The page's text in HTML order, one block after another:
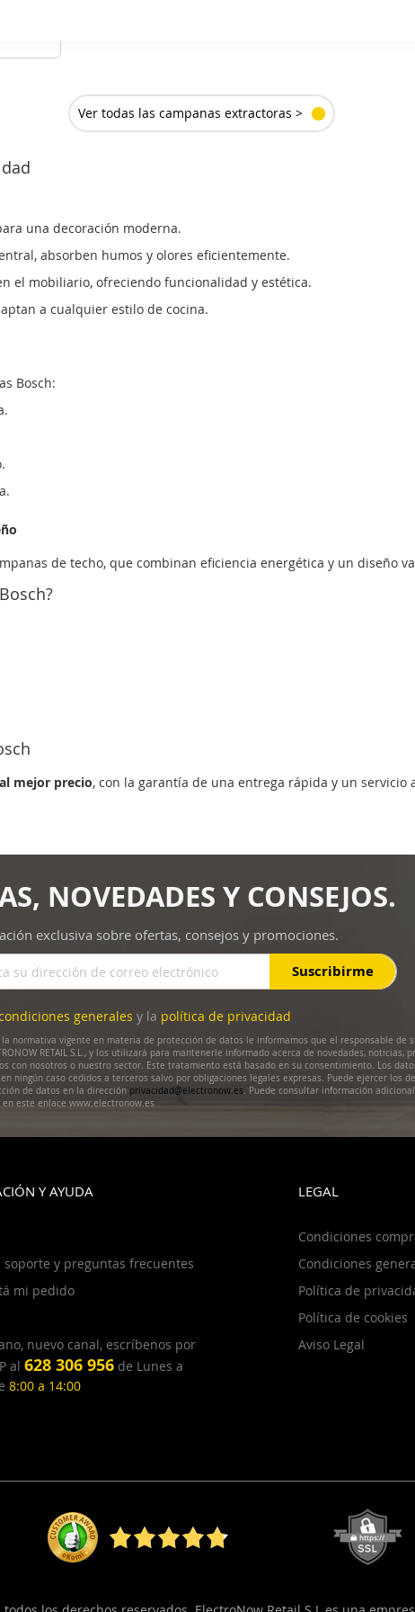
Ver todas las campanas extractoras >
una decoración moderna.
absorben humos y olores eficientemente.
el mobiliario, ofreciendo funcionalidad y estética.
a cualquier estilo de cocina.
Bosch:
de techo, que combinan eficiencia energética y un diseño
mejor precio, con la garantía de una entrega rápida y un servicio
NOVEDADES Y CONSEJOS.
exclusiva sobre ofertas, consejos y promociones.
Suscribirme
generales y la política de privacidad
normativa vigente en materia de protección de datos le informamos que el responsable de
RETAIL S.L., y los utilizará para mantenerle informado acerca de novedades, noticias,
con nosotros o nuestro sector. Este tratamiento está basado en su consentimiento. Los
ningún caso cedidos a terceros salvo por obligaciones legales expresas. Puede ejercer los
de datos en la dirección privacidad@electronow.es. Puede consultar información
en este enlace www.electronow.es
Y AYUDA
soporte y preguntas frecuentes
mi pedido
nuevo canal, escríbenos por
al 628 306 956de Lunes a
8:00 a 14:00
LEGAL
Condiciones
Condiciones
Política de
Política de cookies
Aviso Legal